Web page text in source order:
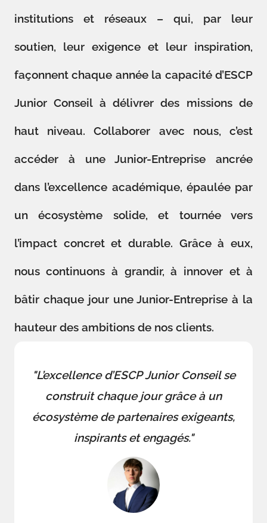
institutions et réseaux – qui, par leur
soutien, leur exigence et leur inspiration,
façonnent chaque année la capacité d’ESCP
Junior Conseil à délivrer des missions de
haut niveau. Collaborer avec nous, c’est
accéder à une Junior-Entreprise ancrée
dans l’excellence académique, épaulée par
un écosystème solide, et tournée vers
l’impact concret et durable. Grâce à eux,
nous continuons à grandir, à innover et à
bâtir chaque jour une Junior-Entreprise à la
hauteur des ambitions de nos clients.
"L’excellence d’ESCP Junior Conseil se
construit chaque jour grâce à un
écosystème de partenaires exigeants,
inspirants et engagés."